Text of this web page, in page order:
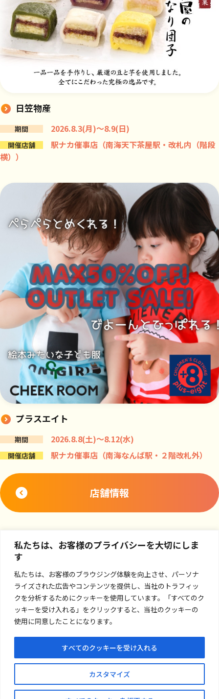
私たちは、お客様のプライバシーを大切にしま
す
私たちは、お客様のブラウジング体験を向上させ、パーソナ
ライズされた広告やコンテンツを提供し、当社のトラフィッ
クを分析するためにクッキーを使用しています。「すべてのク
ッキーを受け入れる」をクリックすると、当社のクッキーの
使用に同意したことになります。
カスタマイズ
すべてのクッキーを受け入れる
日笠物産
期間 2026.8.3(月)～8.9(日)
開催店舗
駅ナカ催事店（南海天下茶屋駅・改札内（階段
横））
プラスエイト
期間 2026.8.8(土)～8.12(水)
開催店舗 駅ナカ催事店（南海なんば駅・２階改札外）
店舗情報
お問い合わせ
プライバシーポリシー